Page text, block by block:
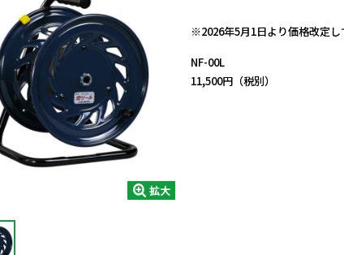
拡大
※2026年5月1日より価格改定し
NF-00L
11,500円（税別）